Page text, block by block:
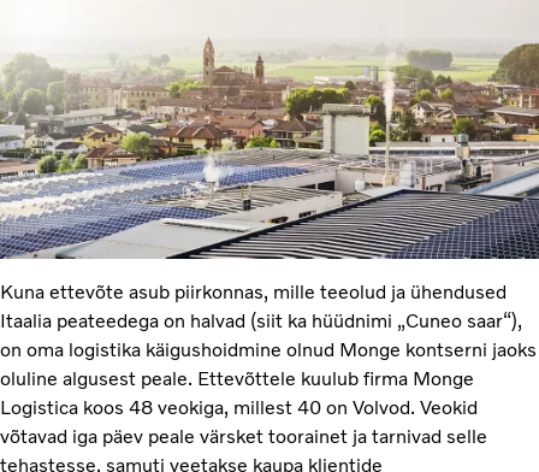
Kuna ettevõte asub piirkonnas, mille teeolud ja ühendused
Itaalia peateedega on halvad (siit ka hüüdnimi „Cuneo saar“),
on oma logistika käigushoidmine olnud Monge kontserni jaoks
oluline algusest peale. Ettevõttele kuulub firma Monge
Logistica koos 48 veokiga, millest 40 on Volvod. Veokid
võtavad iga päev peale värsket toorainet ja tarnivad selle
tehastesse, samuti veetakse kaupa klientide